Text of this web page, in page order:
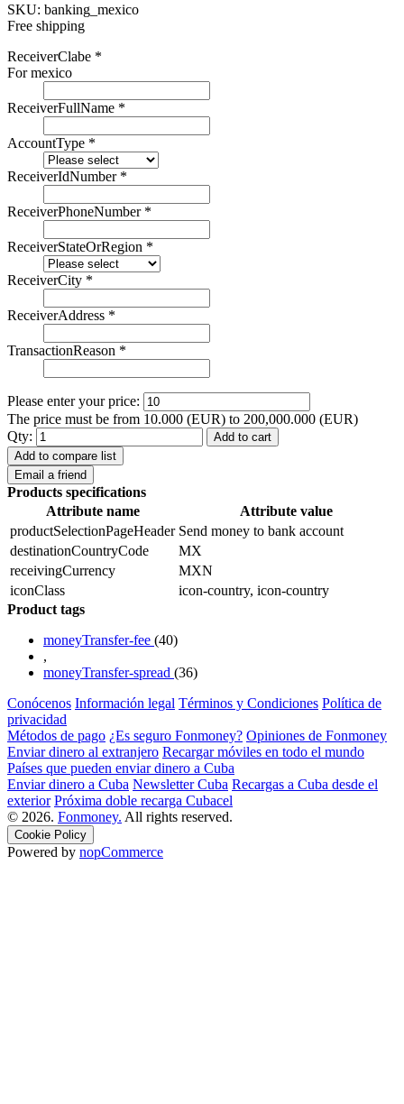
SKU: banking_mexico
Free shipping
ReceiverClabe *
For mexico
ReceiverFullName *
AccountType *
ReceiverIdNumber *
ReceiverPhoneNumber *
ReceiverStateOrRegion *
ReceiverCity *
ReceiverAddress *
TransactionReason *
Please enter your price:
The price must be from 10.000 (EUR) to 200,000.000 (EUR)
Qty:
Add to cart
Add to compare list
Email a friend
Products specifications
Attribute name
Attribute value
productSelectionPageHeader Send money to bank account
destinationCountryCode
MX
receivingCurrency
MXN
iconClass
icon-country, icon-country
Product tags
moneyTransfer-fee (40)
,
moneyTransfer-spread (36)
Conócenos Información legal Términos y Condiciones Política de
privacidad
Métodos de pago ¿Es seguro Fonmoney? Opiniones de Fonmoney
Enviar dinero al extranjero Recargar móviles en todo el mundo
Países que pueden enviar dinero a Cuba
Enviar dinero a Cuba Newsletter Cuba Recargas a Cuba desde el
exterior Próxima doble recarga Cubacel
© 2026. Fonmoney. All rights reserved.
Cookie Policy
Powered by nopCommerce